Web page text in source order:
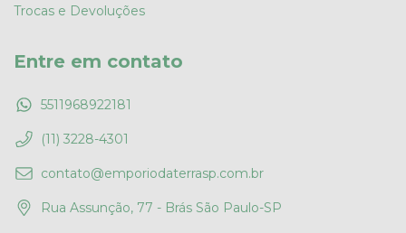
Trocas e Devoluções
Entre em contato
5511968922181
(11) 3228-4301
contato@emporiodaterrasp.com.br
Rua Assunção, 77 - Brás São Paulo-SP